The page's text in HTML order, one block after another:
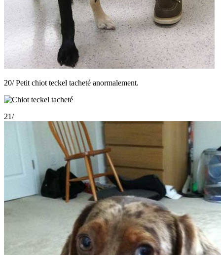
20/ Petit chiot teckel tacheté anormalement.
21/